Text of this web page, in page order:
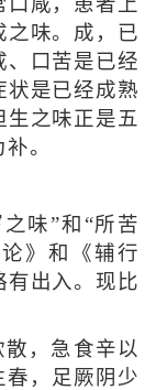
之味。成，已
、口苦是已经
状是已经成熟
之味正是五
。
味”和“所苦
》和《辅行
有出入。现比
散，急食辛以
春，足厥阴少